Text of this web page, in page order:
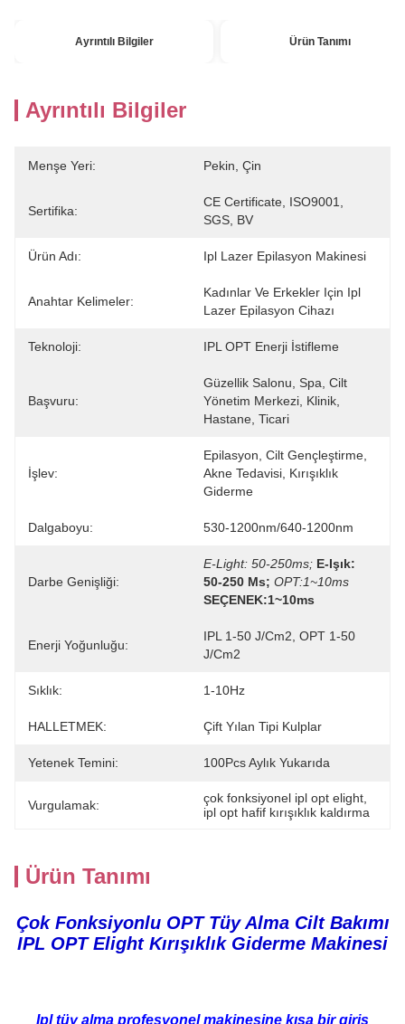
Ayrıntılı Bilgiler Ürün Tanımı
Ayrıntılı Bilgiler
Menşe Yeri: Pekin, Çin
Sertifika:
CE Certificate, ISO9001,
SGS, BV
Ürün Adı: Ipl Lazer Epilasyon Makinesi
Anahtar Kelimeler:
Kadınlar Ve Erkekler Için Ipl
Lazer Epilasyon Cihazı
Teknoloji: IPL OPT Enerji İstifleme
Başvuru:
Güzellik Salonu, Spa, Cilt
Yönetim Merkezi, Klinik,
Hastane, Ticari
İşlev:
Epilasyon, Cilt Gençleştirme,
Akne Tedavisi, Kırışıklık
Giderme
Dalgaboyu: 530-1200nm/640-1200nm
Darbe Genişliği:
E-Light: 50-250ms; E-Işık:
50-250 Ms; OPT:1~10ms
SEÇENEK:1~10ms
Enerji Yoğunluğu:
IPL 1-50 J/cm2, OPT 1-50
J/cm2
Sıklık: 1-10Hz
HALLETMEK: Çift Yılan Tipi Kulplar
Yetenek Temini: 100Pcs Aylık Yukarıda
Vurgulamak: çok fonksiyonel ipl opt elight
ipl opt hafif kırışıklık kaldırma
Ürün Tanımı
Çok Fonksiyonlu OPT Tüy Alma Cilt Bakımı
IPL OPT Elight Kırışıklık Giderme Makinesi
Ipl tüy alma profesyonel makinesine kısa bir giriş